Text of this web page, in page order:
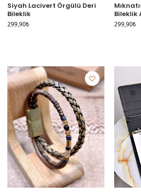
Siyah Lacivert Örgülü Deri
Bileklik
299,90₺
Bileklik
299,90₺